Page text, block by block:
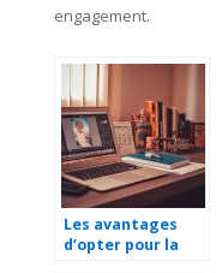
engagement.
Les avantages
d’opter pour la